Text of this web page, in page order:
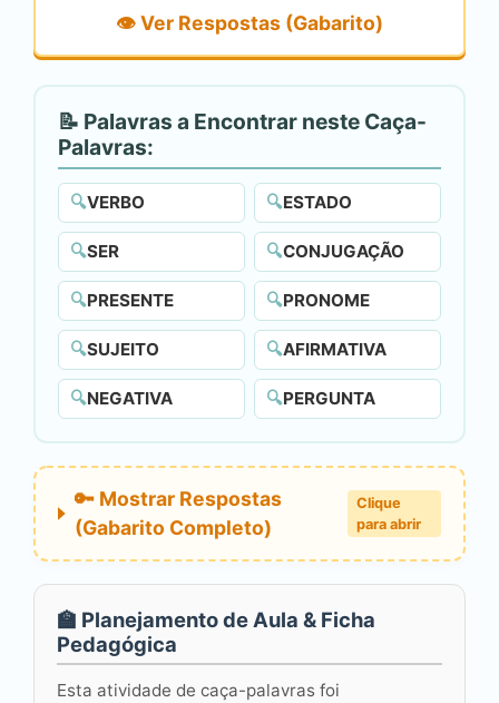
👁️ Ver Respostas (Gabarito)
📝 Palavras a Encontrar neste Caça-
Palavras:
🔍VERBO 🔍ESTADO
🔍SER 🔍CONJUGAÇÃO
🔍PRESENTE 🔍PRONOME
🔍SUJEITO 🔍AFIRMATIVA
🔍NEGATIVA 🔍PERGUNTA
🔑 Mostrar Respostas
(Gabarito Completo)
Clique
para abrir
🏫 Planejamento de Aula & Ficha
Pedagógica
Esta atividade de caça-palavras foi